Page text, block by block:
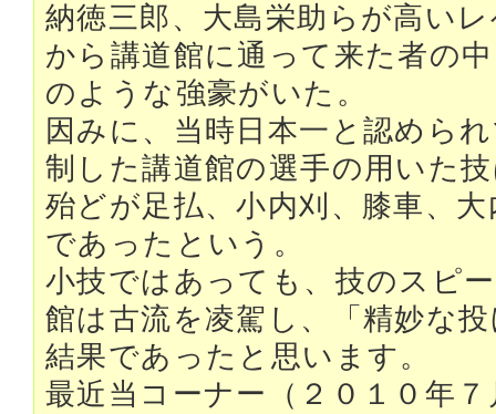
納徳三郎、大島栄助らが高い
から講道館に通って来た者の
のような強豪がいた。
因みに、当時日本一と認めら
制した講道館の選手の用いた
殆どが足払、小内刈、膝車、
であったという。
小技ではあっても、技のスピ
館は古流を凌駕し、「精妙な
結果であったと思います。
最近当コーナー（２０１０年